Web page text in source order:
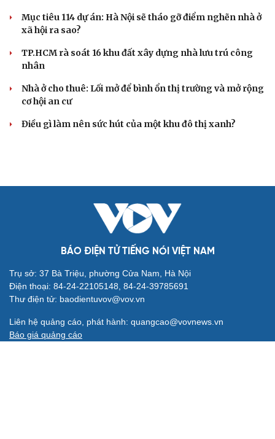
Mục tiêu 114 dự án: Hà Nội sẽ tháo gỡ điểm nghẽn nhà ở
xã hội ra sao?
TP.HCM rà soát 16 khu đất xây dựng nhà lưu trú công
nhân
Nhà ở cho thuê: Lối mở để bình ổn thị trường và mở rộng
cơ hội an cư
Điều gì làm nên sức hút của một khu đô thị xanh?
BÁO ĐIỆN TỬ TIẾNG NÓI VIỆT NAM
Trụ sở: 37 Bà Triệu, phường Cửa Nam, Hà Nội
Điện thoại: 84-24-22105148, 84-24-39785691
Thư điện tử: baodientuvov@vov.vn
Liên hệ quảng cáo, phát hành: quangcao@vovnews.vn
Báo giá quảng cáo